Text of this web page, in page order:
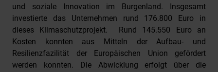
und soziale Innovation im Burgenland. Insgesamt
investierte das Unternehmen rund 176.800 Euro in
dieses Klimaschutzprojekt. Rund 145.550 Euro an
Kosten konnten aus Mitteln der Aufbau- und
Resilienzfazilität der Europäischen Union gefördert
werden konnten. Die Abwicklung erfolgt über die